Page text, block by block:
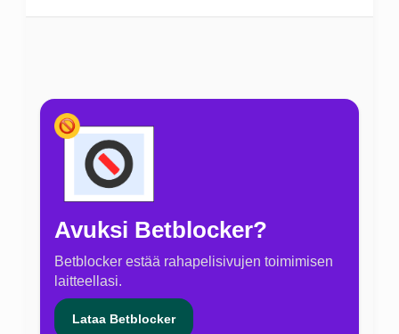
Avuksi Betblocker?
Betblocker estää rahapelisivujen toimimisen
laitteellasi.
Lataa Betblocker